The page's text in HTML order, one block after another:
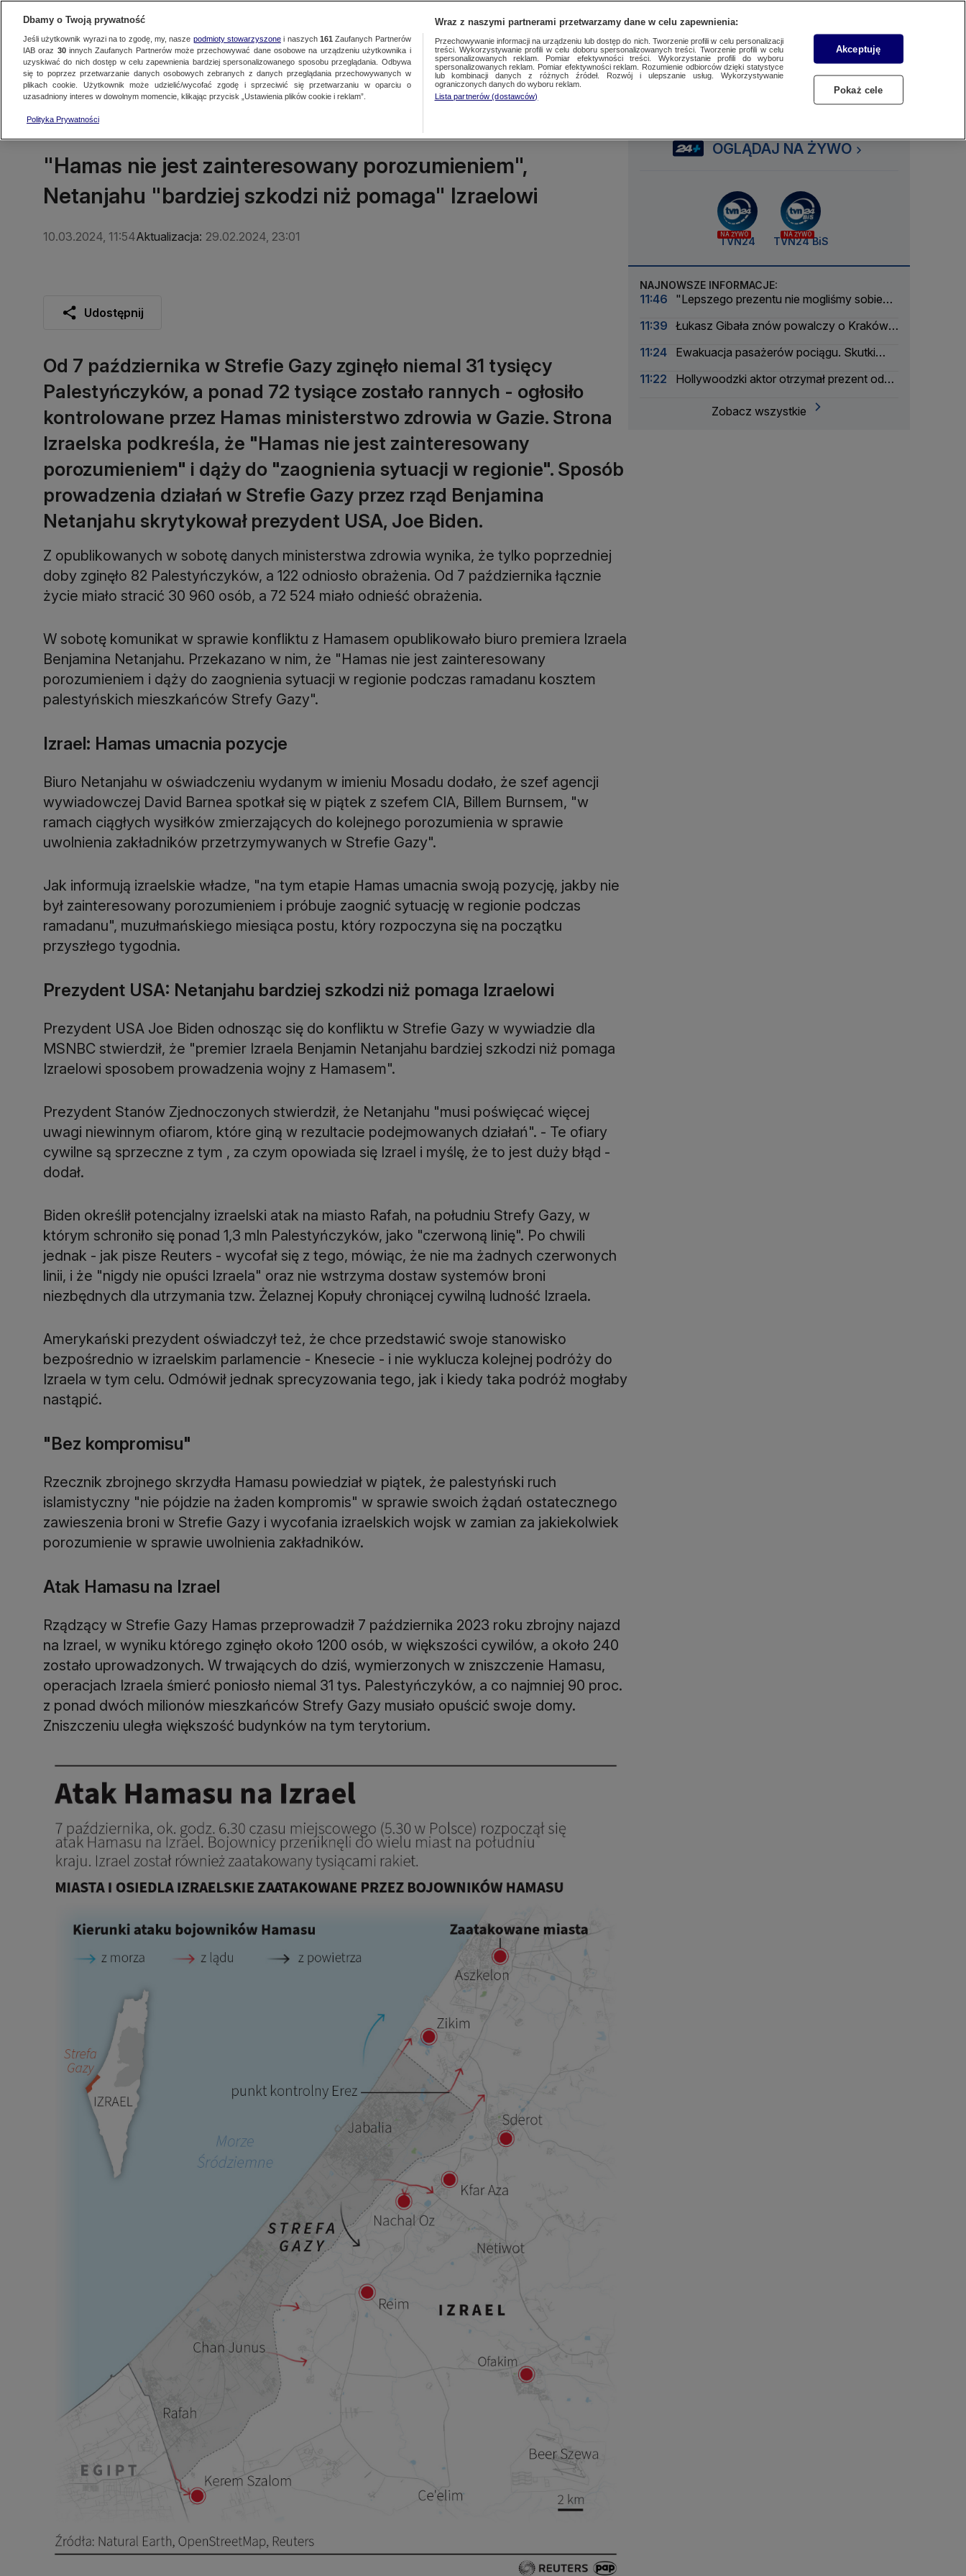
SUBSKRYBUJ
SzukajZaloguj się
Oglądaj TVN24NajnowszeFaktyŚwiat PolskaRegionalne Więcej CzytajSłuchaj
"Hamas nie jest zainteresowany porozumieniem",
Netanjahu "bardziej szkodzi niż pomaga" Izraelowi
10.03.2024, 11:54Aktualizacja: 29.02.2024, 23:01
Udostępnij
Od 7 października w Strefie Gazy zginęło niemal 31 tysięcy
Palestyńczyków, a ponad 72 tysiące zostało rannych - ogłosiło
kontrolowane przez Hamas ministerstwo zdrowia w Gazie. Strona
Izraelska podkreśla, że "Hamas nie jest zainteresowany
porozumieniem" i dąży do "zaognienia sytuacji w regionie". Sposób
prowadzenia działań w Strefie Gazy przez rząd Benjamina
Netanjahu skrytykował prezydent USA, Joe Biden.
Z opublikowanych w sobotę danych ministerstwa zdrowia wynika, że tylko poprzedniej
doby zginęło 82 Palestyńczyków, a 122 odniosło obrażenia. Od 7 października łącznie
życie miało stracić 30 960 osób, a 72 524 miało odnieść obrażenia.
W sobotę komunikat w sprawie konfliktu z Hamasem opublikowało biuro premiera Izraela
Benjamina Netanjahu. Przekazano w nim, że "Hamas nie jest zainteresowany
porozumieniem i dąży do zaognienia sytuacji w regionie podczas ramadanu kosztem
palestyńskich mieszkańców Strefy Gazy".
Izrael: Hamas umacnia pozycje
Biuro Netanjahu w oświadczeniu wydanym w imieniu Mosadu dodało, że szef agencji
wywiadowczej David Barnea spotkał się w piątek z szefem CIA, Billem Burnsem, "w
ramach ciągłych wysiłków zmierzających do kolejnego porozumienia w sprawie
uwolnienia zakładników przetrzymywanych w Strefie Gazy".
Jak informują izraelskie władze, "na tym etapie Hamas umacnia swoją pozycję, jakby nie
był zainteresowany porozumieniem i próbuje zaognić sytuację w regionie podczas
ramadanu", muzułmańskiego miesiąca postu, który rozpoczyna się na początku
przyszłego tygodnia.
Prezydent USA: Netanjahu bardziej szkodzi niż pomaga Izraelowi
Prezydent USA Joe Biden odnosząc się do konfliktu w Strefie Gazy w wywiadzie dla
MSNBC stwierdził, że "premier Izraela Benjamin Netanjahu bardziej szkodzi niż pomaga
Izraelowi sposobem prowadzenia wojny z Hamasem".
Prezydent Stanów Zjednoczonych stwierdził, że Netanjahu "musi poświęcać więcej
uwagi niewinnym ofiarom, które giną w rezultacie podejmowanych działań". - Te ofiary
cywilne są sprzeczne z tym , za czym opowiada się Izrael i myślę, że to jest duży błąd -
dodał.
Biden określił potencjalny izraelski atak na miasto Rafah, na południu Strefy Gazy, w
którym schroniło się ponad 1,3 mln Palestyńczyków, jako "czerwoną linię". Po chwili
jednak - jak pisze Reuters - wycofał się z tego, mówiąc, że nie ma żadnych czerwonych
linii, i że "nigdy nie opuści Izraela" oraz nie wstrzyma dostaw systemów broni
niezbędnych dla utrzymania tzw. Żelaznej Kopuły chroniącej cywilną ludność Izraela.
Amerykański prezydent oświadczył też, że chce przedstawić swoje stanowisko
bezpośrednio w izraelskim parlamencie - Knesecie - i nie wyklucza kolejnej podróży do
Izraela w tym celu. Odmówił jednak sprecyzowania tego, jak i kiedy taka podróż mogłaby
nastąpić.
"Bez kompromisu"
Rzecznik zbrojnego skrzydła Hamasu powiedział w piątek, że palestyński ruch
islamistyczny "nie pójdzie na żaden kompromis" w sprawie swoich żądań ostatecznego
zawieszenia broni w Strefie Gazy i wycofania izraelskich wojsk w zamian za jakiekolwiek
porozumienie w sprawie uwolnienia zakładników.
Atak Hamasu na Izrael
Rządzący w Strefie Gazy Hamas przeprowadził 7 października 2023 roku zbrojny najazd
na Izrael, w wyniku którego zginęło około 1200 osób, w większości cywilów, a około 240
zostało uprowadzonych. W trwających do dziś, wymierzonych w zniszczenie Hamasu,
operacjach Izraela śmierć poniosło niemal 31 tys. Palestyńczyków, a co najmniej 90 proc.
z ponad dwóch milionów mieszkańców Strefy Gazy musiało opuścić swoje domy.
Zniszczeniu uległa większość budynków na tym terytorium.
OGLĄDAJ NA ŻYWO
NA ŻYWO
TVN24
NA ŻYWO
TVN24 BiS
NAJNOWSZE INFORMACJE:
11:46
"Lepszego prezentu nie mogliśmy sobie
11:39 Łukasz Gibała znów powalczy o Kraków.
11:24
Ewakuacja pasażerów pociągu. Skutki
11:22
Hollywoodzki aktor otrzymał prezent od
Zobacz wszystkie
Dbamy o Twoją prywatność
Jeśli użytkownik wyrazi na to zgodę, my, nasze podmioty stowarzyszonei naszych 161 Zaufanych Partnerów
IAB oraz 30innych Zaufanych Partnerów może przechowywać dane osobowe na urządzeniu użytkownika i
uzyskiwać do nich dostęp w celu zapewnienia bardziej spersonalizowanego sposobu przeglądania. Odbywa
się to poprzez przetwarzanie danych osobowych zebranych z danych przeglądania przechowywanych w
plikach cookie. Użytkownik może udzielić/wycofać zgodę i sprzeciwić się przetwarzaniu w oparciu o
uzasadniony interes w dowolnym momencie, klikając przycisk „Ustawienia plików cookie i reklam”.
Polityka Prywatności
Wraz z naszymi partnerami przetwarzamy dane w celu zapewnienia:
Przechowywanie informacji na urządzeniu lub dostęp do nich. Tworzenie profili w celu personalizacji
treści. Wykorzystywanie profili w celu doboru spersonalizowanych treści. Tworzenie profili w celu
spersonalizowanych reklam. Pomiar efektywności treści. Wykorzystanie profili do wyboru
spersonalizowanych reklam. Pomiar efektywności reklam. Rozumienie odbiorców dzięki statystyce
lub kombinacji danych z różnych źródeł. Rozwój i ulepszanie usług. Wykorzystywanie
ograniczonych danych do wyboru reklam.
Lista partnerów (dostawców)
Akceptuję
Pokaż cele